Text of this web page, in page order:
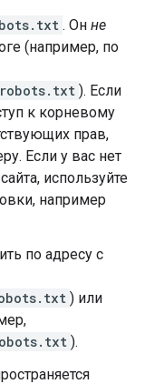
. Он не
(например, по
robots.txt ). Если
к корневому
прав,
Если у вас нет
используйте
например
по адресу с
) или
).